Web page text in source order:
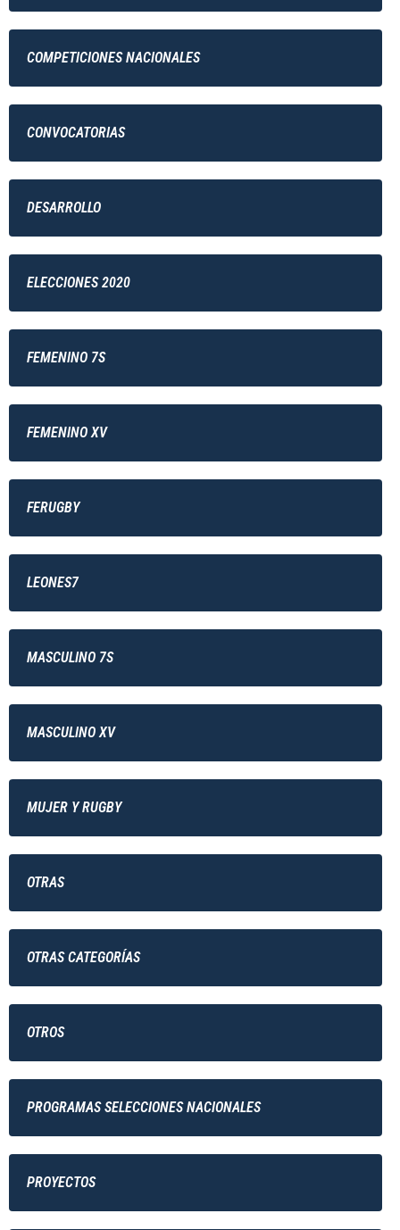
COMPETICIONES NACIONALES
CONVOCATORIAS
DESARROLLO
ELECCIONES 2020
FEMENINO 7S
FEMENINO XV
FERUGBY
LEONES7
MASCULINO 7S
MASCULINO XV
MUJER Y RUGBY
OTRAS
OTRAS CATEGORÍAS
OTROS
PROGRAMAS SELECCIONES NACIONALES
PROYECTOS